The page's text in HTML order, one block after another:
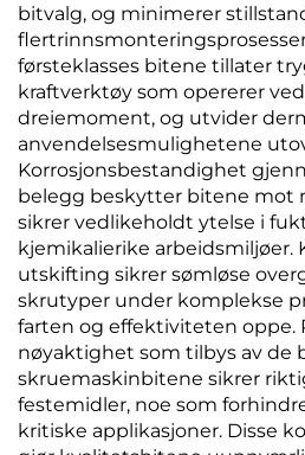
bitvalg, og minimerer
førsteklasses bitene tillater
kraftverktøy som opererer
dreiemoment, og utvider
anvendelsesmulighetene
Korrosjonsbestandighet
belegg beskytter bitene mot
sikrer vedlikeholdt ytelse i
kjemikalierike arbeidsmiljøer.
utskifting sikrer sømløse
skrutyper under komplekse
farten og effektiviteten oppe.
nøyaktighet som tilbys av de
skruemaskinbitene sikrer
festemidler, noe som
kritiske applikasjoner. Disse